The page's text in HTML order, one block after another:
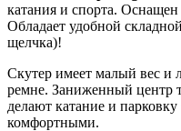
катания и спорта.
Обладает удобной
щелчка)!
Скутер имеет малый вес и
ремне. Заниженный центр
делают катание и
комфортными.